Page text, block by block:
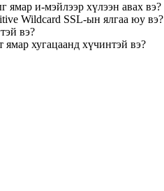
ямар и-мэйлээр хүлээн авах вэ?
Wildcard SSL-ын ялгаа юу вэ?
вэ?
ямар хугацаанд хүчинтэй вэ?